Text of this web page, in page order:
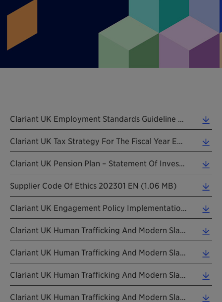
Clariant UK Employment Standards Guideline 201511 EN (0.13 MB)
Clariant UK Tax Strategy For The Fiscal Year Ended 31 December 2024 (0.08 MB)
Clariant UK Pension Plan – Statement Of Investment Principles January 2026 (0.30 MB)
Supplier Code Of Ethics 202301 EN (1.06 MB)
Clariant UK Engagement Policy Implementation Statement 20250331 V2 EN (0.29 MB)
Clariant UK Human Trafficking And Modern Slavery 202511 EN (0.11 MB)
Clariant UK Human Trafficking And Modern Slavery 202411 EN (0.11 MB)
Clariant UK Human Trafficking And Modern Slavery 20231108 EN (0.14 MB)
Clariant UK Human Trafficking And Modern Slavery 20221017 EN (0.10 MB)